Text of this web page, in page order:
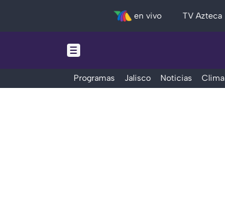
en vivo TV Azteca
Programas Jalisco Noticias Clima